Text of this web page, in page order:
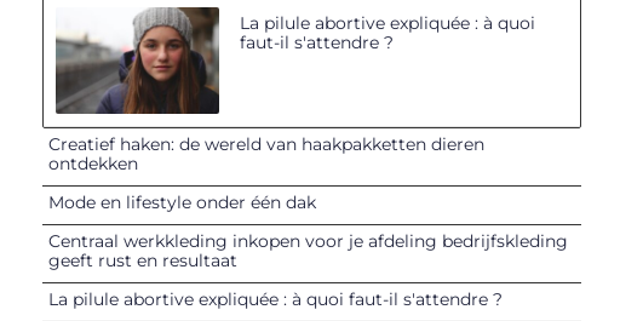
La pilule abortive expliquée : à quoi
faut-il s'attendre ?
Creatief haken: de wereld van haakpakketten dieren
ontdekken
Mode en lifestyle onder één dak
Centraal werkkleding inkopen voor je afdeling bedrijfskleding
geeft rust en resultaat
La pilule abortive expliquée : à quoi faut-il s'attendre ?